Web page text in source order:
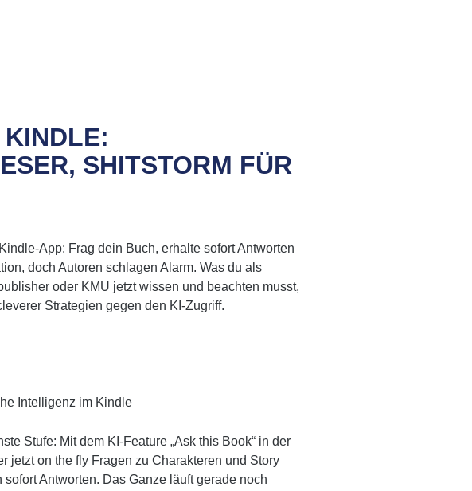
SHITSTORM FÜR
App: Frag dein Buch, erhalte sofort Antworten
doch Autoren schlagen Alarm. Was du als
oder KMU jetzt wissen und beachten musst,
Strategien gegen den KI-Zugriff.
Intelligenz im Kindle
Stufe: Mit dem KI-Feature „Ask this Book“ in der
jetzt on the fly Fragen zu Charakteren und Story
Antworten. Das Ganze läuft gerade noch